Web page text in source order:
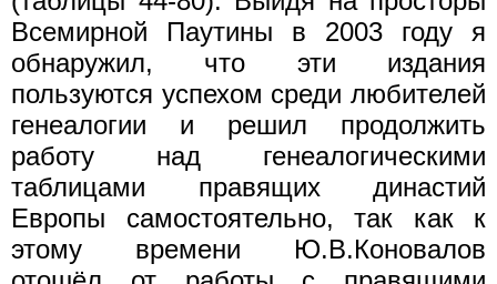
Всемирной Паутины в 2003 году я
обнаружил, что эти издания
пользуются успехом среди любителей
генеалогии и решил продолжить
работу над генеалогическими
таблицами правящих династий
Европы самостоятельно, так как к
этому времени Ю.В.Коновалов